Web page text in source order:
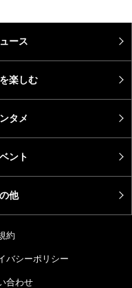
ース
楽しむ
タメ
ント
他
約
バシーポリシー
合わせ